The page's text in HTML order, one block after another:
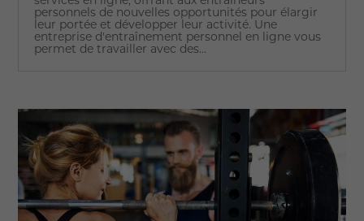
personnels de nouvelles opportunités pour élargir
leur portée et développer leur activité. Une
entreprise d'entraînement personnel en ligne vous
permet de travailler avec des...